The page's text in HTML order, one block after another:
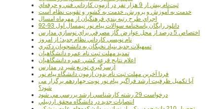
ثبت‌نام بيش از 9 هزار نفر در آزمون کارداني فني و حرفه‌اي
خدمت به آموزش و پرورش، خدمت به کشور و تقويت نظام است
اجراي طرح رتبه بندي فرهنگيان از مهرماه امسال
دانلود رایگان پاسخنامه سوالات پیام نور نیمسال اول 93-92
اختصاص 5 درصد از محل عوارض گاز مصرفي براي نوسازي مدارس
نام نويسي کارداني نظام جديد؛ از امروز
تسهيلات جديد بنياد نخبگان به دانشجويان دکتري
تمديد مهلت ثبت نام عمره دانشگاهيان
اعلام نتايج قرعه کشي عمره دانشگاهيان
ازسرگيري توزيع شير در مدارس
فردا آخرین مهلت ثبت نام بدون آزمون دانشگاه پیام نور
آیا تکمیل ظرفیت ارشد فراگیر پیام نور نوبت چهاردهم برگزار می
شود؟
درخواست 29 رشته کارشناسي ارشد بررسي مي شود
انتصابات جديد در دانشگاه محقق اردبيلي